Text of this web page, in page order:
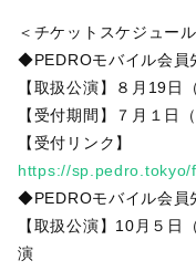
＜チケットスケジュー
◆PEDROモバイル会
【取扱公演】８月19日
【受付期間】７月１日
【受付リンク】
https://
◆PEDROモバイル会
【取扱公演】10月５日
演